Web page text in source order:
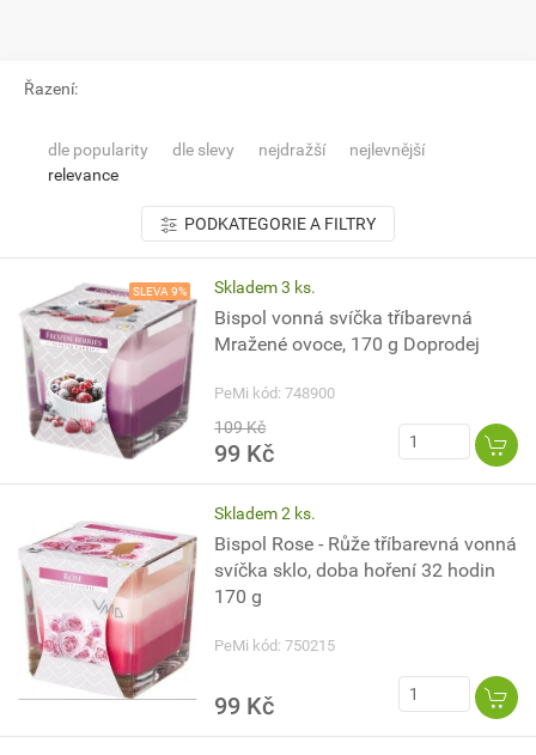
Řazení:
dle popularity dle slevy nejdražší
nejlevnější
relevance
PODKATEGORIE A FILTRY
SLEVA 9% Skladem 3 ks.
Bispol vonná svíčka tříbarevná
Mražené ovoce, 170 g Doprodej
PeMi kód: 748900
109 Kč
99 Kč
Skladem 2 ks.
Bispol Rose - Růže tříbarevná vonná
svíčka sklo, doba hoření 32 hodin
170 g
PeMi kód: 750215
99 Kč